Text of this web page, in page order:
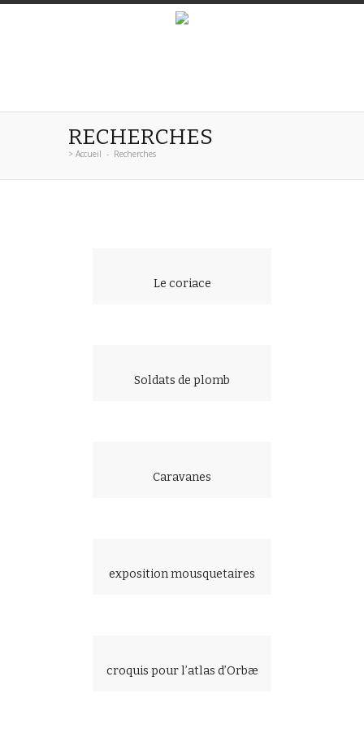
RECHERCHES
> Accueil - Recherches
Le coriace
Soldats de plomb
Caravanes
exposition mousquetaires
croquis pour l’atlas d’Orbæ